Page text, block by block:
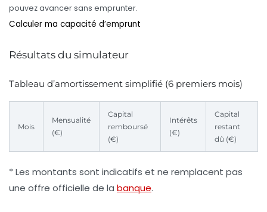
pouvez avancer sans emprunter.
Calculer ma capacité d’emprunt
Résultats du simulateur
Tableau d’amortissement simplifié (6 premiers mois)
Mois
Mensualité
(€)
Capital
remboursé
(€)
Intérêts
(€)
Capital
restant
dû (€)
* Les montants sont indicatifs et ne remplacent pas
une offre officielle de la banque.